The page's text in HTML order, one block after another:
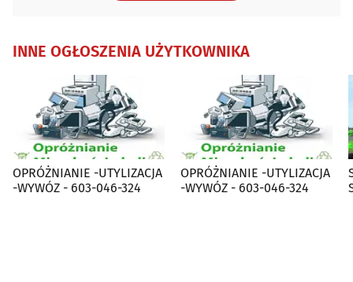
INNE OGŁOSZENIA UŻYTKOWNIKA
OPRÓŻNIANIE -UTYLIZACJA
-WYWÓZ - 603-046-324
OPRÓŻNIANIE -UTYLIZACJA
-WYWÓZ - 603-046-324